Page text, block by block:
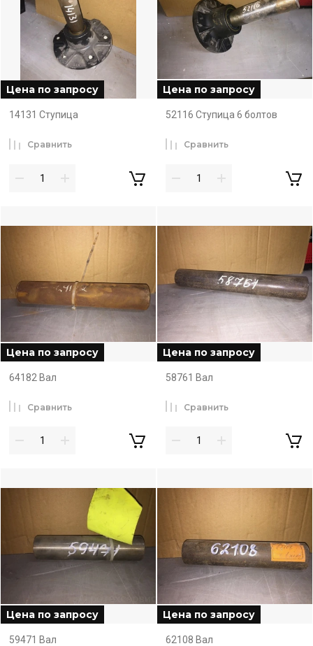
Цена по запросу
14131 Ступица
Сравнить
Цена по запросу
52116 Ступица 6 болтов
Сравнить
Цена по запросу
64182 Вал
Сравнить
Цена по запросу
58761 Вал
Сравнить
Цена по запросу
59471 Вал
Цена по запросу
62108 Вал